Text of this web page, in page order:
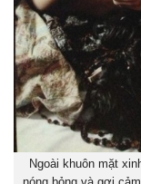
Ngoài khuôn mặt